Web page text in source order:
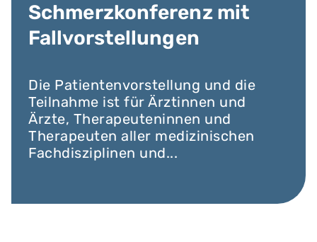
Schmerzkonferenz mit
Fallvorstellungen
Die Patientenvorstellung und die
Teilnahme ist für Ärztinnen und
Ärzte, Therapeuteninnen und
Therapeuten aller medizinischen
Fachdisziplinen und...